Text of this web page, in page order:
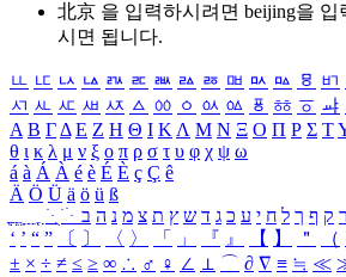
北京 을 입력하시려면 beijing을 입
시면 됩니다.
ㅥ ㅦ ㅧ ㅨ ㅩ ㅪ ㅫ ㅬ ㅭ ㅮ ㅯ ㅰ ㅱ ㅲ
ㅺ ㅻ ㅼ ㅽ ㅾ ㅿ ㆀ ㆁ ㆂ ㆃ ㆄ ㆅ ㆆ ㆇ
Α Β ΓΔ Ε Ζ Η Θ Ι ΚΛ Μ Ν Ξ Ο Π Ρ Σ Τ
θ ι κ λ μ ν ξ ο π ρ σ τ υ φ χ ψ ω
á à Á À é è É È ç Ç ê
Ä Ö Ü ä ö ü ß
ִֶֹ ֻּ ׁׂ ר ק ף ך ל ח י ע כ ג ד ש ץ ת צ מ נ ה ב
‘ ’ “ ” 〔 〕 〈 〉 「 」 『 』 【 】 ＂ （
± × ÷ ≠ ≤ ≥ ∞ ∴ ♂ ♀ ∠ ⊥ ⌒ ∂ ∇ ≡ ≒ ≪